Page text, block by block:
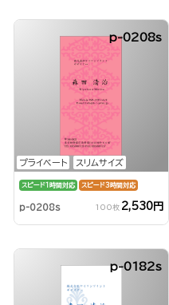
プライベート スリムサイズ
p-0208s
スピード1時間対応 スピード3時間対応
p-0208s 100枚 2,530円
p-0182s